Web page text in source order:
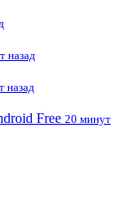
назад
назад
Free 20 минут